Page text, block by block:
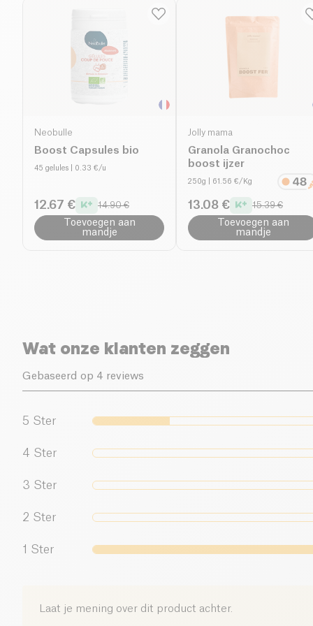
Neobulle
Boost Capsules bio
45 gelules | 0.33 €/u
12.67 € 14.90 €
Toevoegen aan
mandje
Jolly mama
Granola Granochoc
boost ijzer
250g | 61.56 €/Kg
13.08 € 15.39 €
Toevoegen aan
mandje
Wat onze klanten zeggen
Gebaseerd op 4 reviews
5 Ster
4 Ster
3 Ster
2 Ster
1 Ster
Laat je mening over dit product achter.